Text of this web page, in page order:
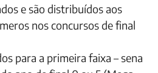
e são distribuídos aos
nos concursos de final
para a primeira faixa – sena